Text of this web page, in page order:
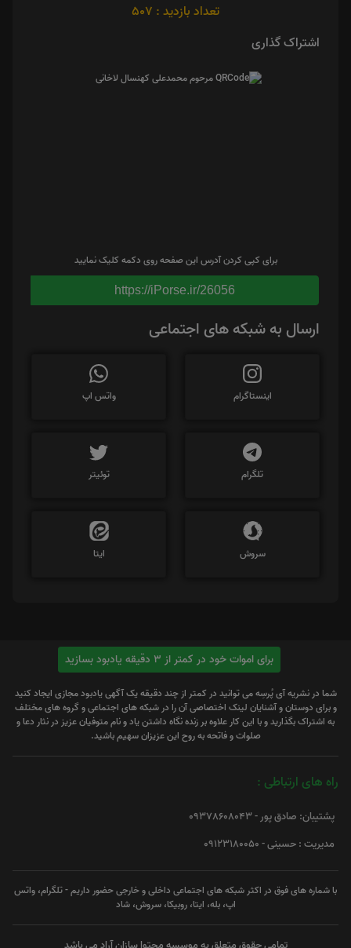
تعداد بازدید : 507
اشتراک گذاری
برای کپی کردن آدرس این صفحه روی دکمه کلیک نمایید
https://iPorse.ir/26056
ارسال به شبکه های اجتماعی
اینستاگرام واتس اپ
تلگرام توئیتر
سروش ایتا
برای اموات خود در کمتر از 3 دقیقه یادبود بسازید
شما در نشریه آی پُرسِه می توانید در کمتر از چند دقیقه یک آگهی یادبود مجازی ایجاد کنید
و برای دوستان و آشنایان لینک اختصاصی آن را در شبکه های اجتماعی و گروه های مختلف
به اشتراک بگذارید و با این کار علاوه بر زنده نگاه داشتن یاد و نام متوفیان عزیز در نثار دعا و
صلوات و فاتحه به روح این عزیزان سهیم باشید.
راه های ارتباطی :
پشتیبان: صادق پور - 09378608043
مدیریت : حسینی - 09123180050
با شماره های فوق در اکثر شبکه های اجتماعی داخلی و خارجی حضور داریم - تلگرام، واتس
اپ، بله، ایتا، روبیکا، سروش، شاد